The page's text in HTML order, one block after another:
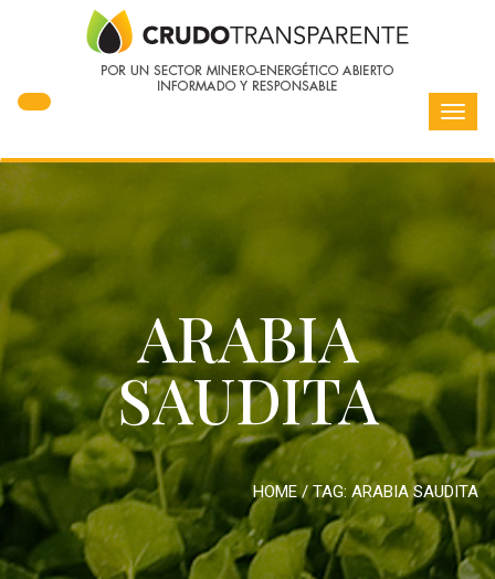
ARABIA
SAUDITA
HOME/ TAG: ARABIA SAUDITA